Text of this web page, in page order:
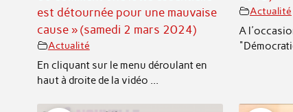
est détournée pour une mauvaise
cause » (samedi 2 mars 2024)
Actualité
En cliquant sur le menu déroulant en
haut à droite de la vidéo ...
Actualité
A